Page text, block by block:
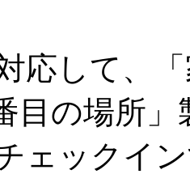
応して、
目の場所
ェックイ